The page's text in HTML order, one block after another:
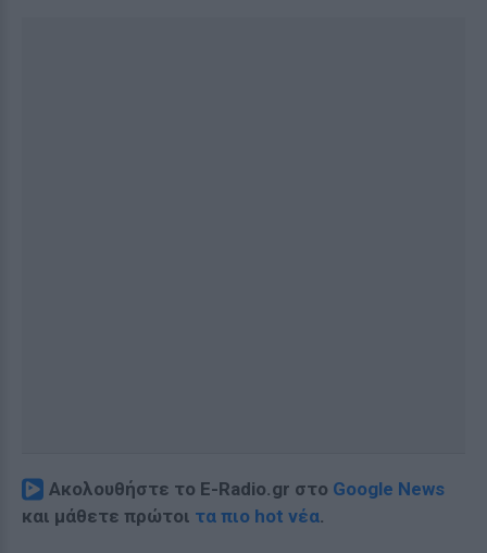
Ακολουθήστε το E-Radio.gr στο Google News
και μάθετε πρώτοι τα πιο hot νέα.